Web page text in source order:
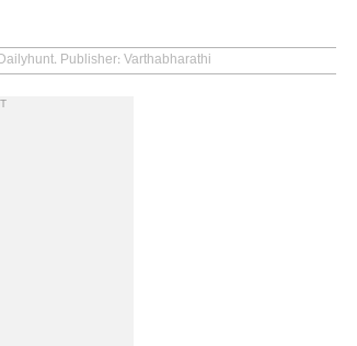
Publisher: Varthabharathi